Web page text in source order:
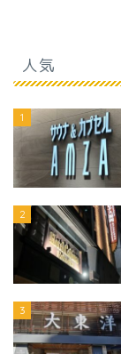
人気
1
2
3